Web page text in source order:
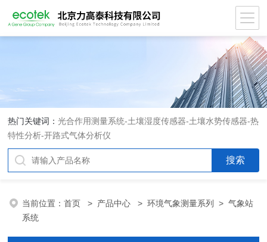
热门关键词：光合作用测量系统-土壤湿度传感器-土壤水势传感器-热
特性分析-开路式气体分析仪
当前位置：首页 > 产品中心 >环境气象测量系列 >气象站
系统